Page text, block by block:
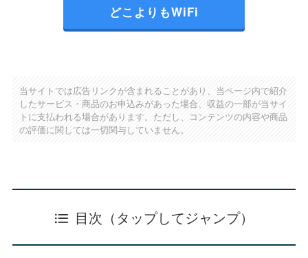
どこよりもWiFi
当サイトでは広告リンクが含まれることがあり、当ページ内で紹介
したサービス・商品のお申込みがあった場合、収益の一部が当サイ
トに支払われる場合があります。ただし、コンテンツの内容や商品
の評価に関しては一切関与していません。
目次（タップしてジャンプ）